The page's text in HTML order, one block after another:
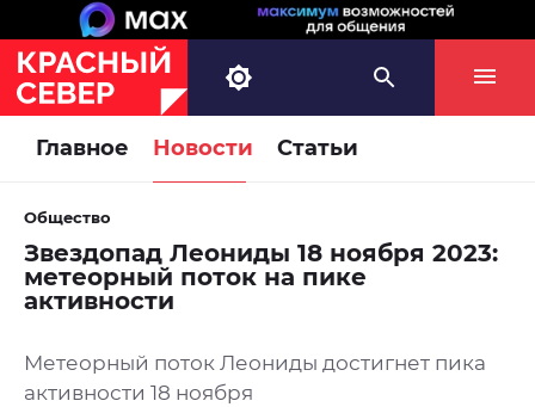
Главное Новости Статьи
Общество
Звездопад Леониды 18 ноября 2023:
метеорный поток на пике
активности
Метеорный поток Леониды достигнет пика
активности 18 ноября